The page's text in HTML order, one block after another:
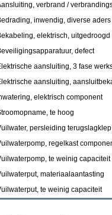
verbrand /
inwendig, diverse aders
elektrisch, uitgedroogd
defect
aansluiting, 3 fase
aansluiting,
elektrisch component
te hoog
persleiding
regelkast
te weinig capaciteit
materiaalaantasting
te weinig capaciteit